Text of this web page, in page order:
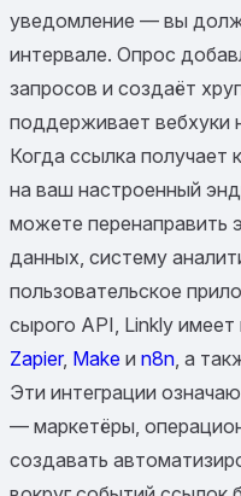
уведомление — вы
интервале. Опрос
запросов и создаёт
поддерживает вебхуки
Когда ссылка получает
на ваш настроенный
можете перенаправить
данных, систему
пользовательское
сырого API, Linkly
Zapier, Make и n8n, а
Эти интеграции
— маркетёры,
создавать